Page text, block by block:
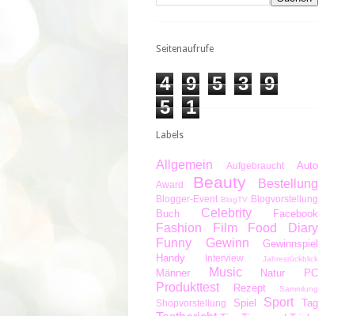
Seitenaufrufe
4 9 5 3
9
5
1
Labels
Allgemein Aufgebraucht Auto
Award Beauty Bestellung
Blogger-Event BlogTV Blogvorstellung
Buch Celebrity Facebook
Fashion Film
Food Diary
Funny
Gewinn
Gewinnspiel
Handy
Interview Jahresrückblick
Männer Music Natur PC
Produkttest Rezept Sammlung
Shopvorstellung Spiel Sport Tag